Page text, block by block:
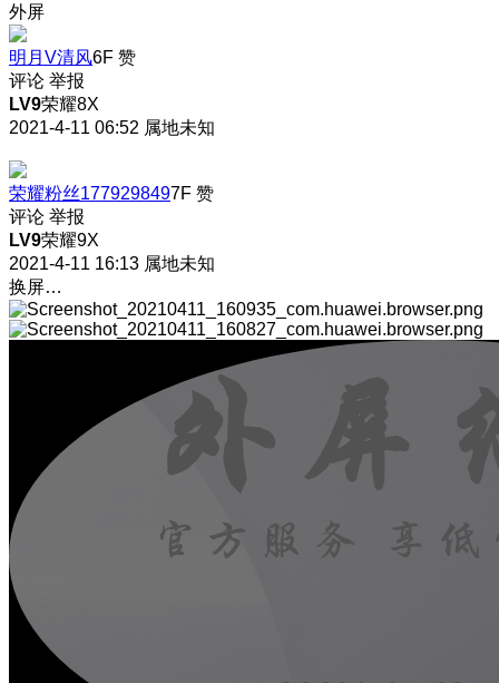
外屏
明月V清风6F 赞
评论 举报
LV9荣耀8X
2021-4-11 06:52 属地未知
荣耀粉丝1779298497F 赞
评论 举报
LV9荣耀9X
2021-4-11 16:13 属地未知
换屏…